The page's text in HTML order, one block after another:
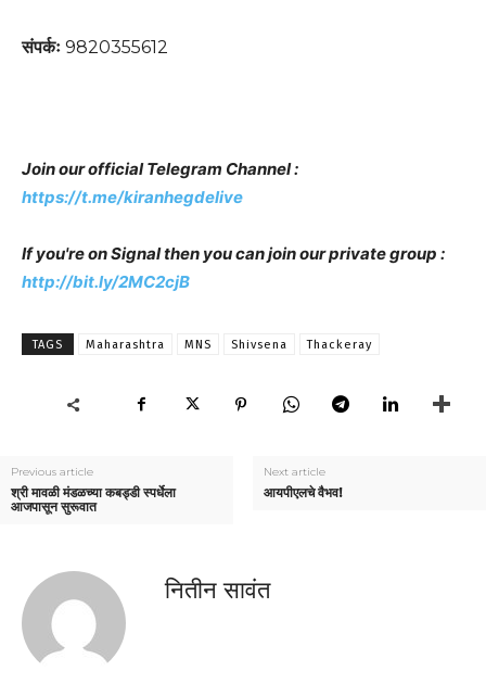
संपर्कः 9820355612
Join our official Telegram Channel :
https://t.me/kiranhegdelive
If you're on Signal then you can join our private group :
http://bit.ly/2MC2cjB
TAGS Maharashtra MNS Shivsena Thackeray
Previous article
श्री मावळी मंडळच्या कबड्डी स्पर्धेला
आजपासून सुरूवात
Next article
आयपीएलचे वैभव!
नितीन सावंत